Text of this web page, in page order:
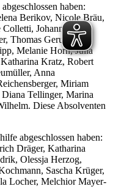
haben:
Berikov, Nicole Bräu,
Johannes
Thomas Gerum,
Melanie Horn, Julia
Kratz, Robert
Anna
Miriam
Tellinger, Marina
Diese Absolventen
abgeschlossen haben:
Dräger, Katharina
Olessja Herzog,
Sascha Krüger,
Locher, Melchior Mayer-